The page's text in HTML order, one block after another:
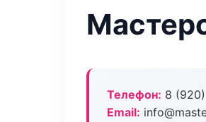
Телефон: 8
Email: